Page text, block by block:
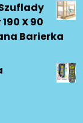
X 90
Barierka